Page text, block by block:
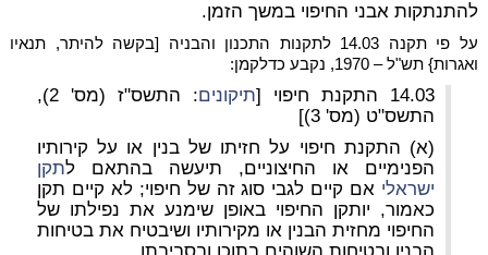
להתנתקות אבני החיפוי במשך הזמן.
על פי תקנה 14.03 לתקנות התכנון והבניה [בקשה להיתר, תנאיו
ואגרות} תש"ל – 1970, נקבע כדלקמן:
14.03 התקנת חיפוי [ תיקונים
: התשס"ז (מס' 2),
התשס"ט (מס' 3)]
(א) התקנת חיפוי על חזיתו של בנין או על קירותיו
הפנימיים או החיצוניים, תיעשה בהתאם לתקן
ישראלי אם קיים לגבי סוג זה של חיפוי; לא קיים תקן
כאמור, יותקן החיפוי באופן שימנע את נפילתו של
החיפוי מחזית הבנין או מקירותיו ושיבטיח את בטיחות
הבנין ובטיחות השוהים בתוכו ובסביבתו.